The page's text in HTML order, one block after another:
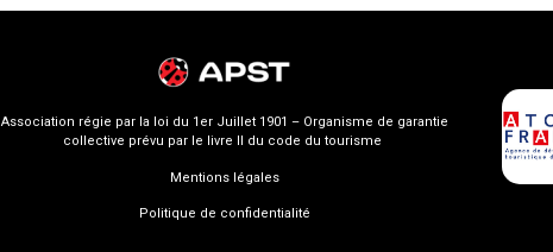
Association régie par la loi du 1er Juillet 1901 – Organisme de garantie
collective prévu par le livre II du code du tourisme
Mentions légales
Politique de confidentialité